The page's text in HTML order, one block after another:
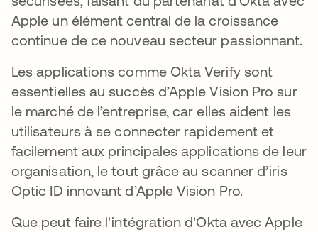
Apple un élément central de la croissance
continue de ce nouveau secteur passionnant.
Les applications comme Okta Verify sont
essentielles au succès d’Apple Vision Pro sur
le marché de l’entreprise, car elles aident les
utilisateurs à se connecter rapidement et
facilement aux principales applications de leur
organisation, le tout grâce au scanner d’iris
Optic ID innovant d’Apple Vision Pro.
Que peut faire l'intégration d'Okta avec Apple